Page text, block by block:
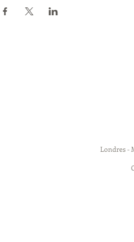
Londres -